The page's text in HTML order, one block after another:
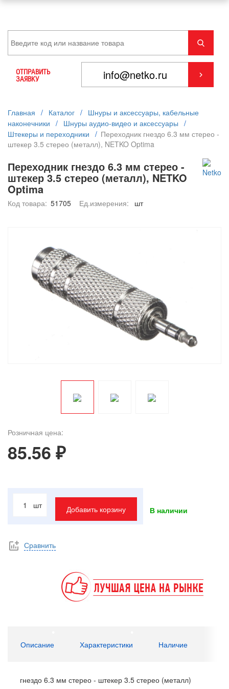
ОТПРАВИТЬ
ЗАЯВКУ
Главная / Каталог / Шнуры и аксессуары, кабельные
наконечники / Шнуры аудио-видео и аксессуары /
Штекеры и переходники / Переходник гнездо 6.3 мм стерео -
штекер 3.5 стерео (металл), NETKO Optima
Переходник гнездо 6.3 мм стерео -
штекер 3.5 стерео (металл), NETKO
Optima
Код товара: 51705 Ед.измерения: шт
Розничная цена:
85.56 ₽
шт Добавить корзину В наличии
Сравнить
Описание Характеристики Наличие
гнездо 6.3 мм стерео - штекер 3.5 стерео (металл)